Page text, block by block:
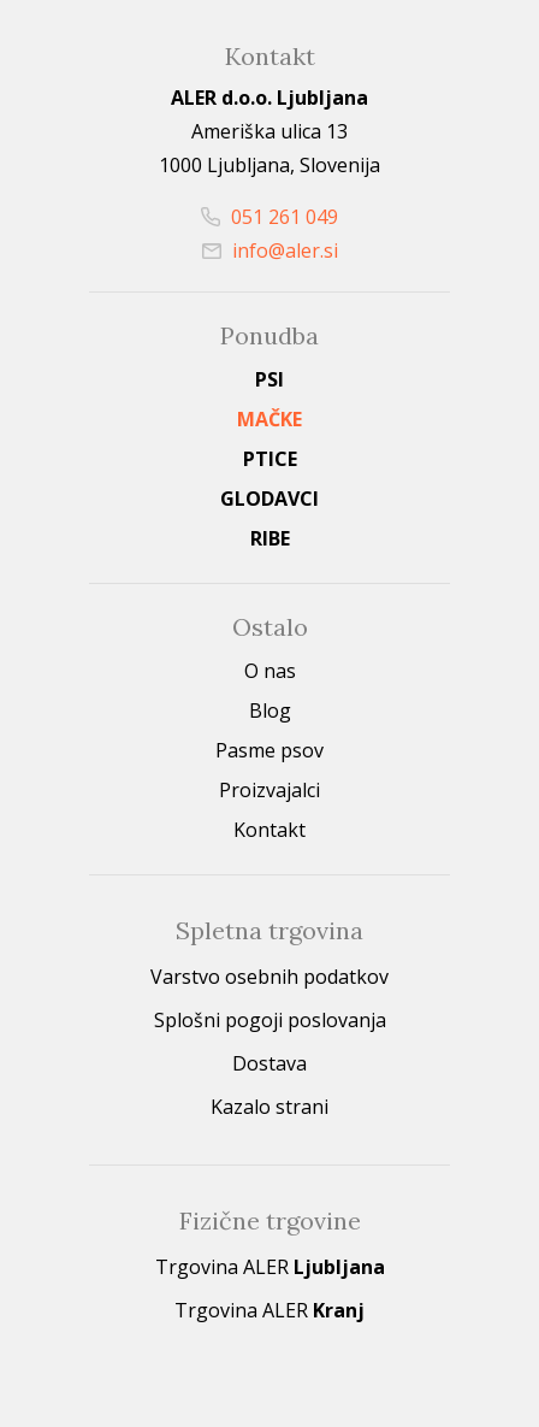
Kontakt
ALER d.o.o. Ljubljana
Ameriška ulica 13
1000 Ljubljana, Slovenija
051 261 049
info@aler.si
Ponudba
PSI
MAČKE
PTICE
GLODAVCI
RIBE
Ostalo
O nas
Blog
Pasme psov
Proizvajalci
Kontakt
Spletna trgovina
Varstvo osebnih podatkov
Splošni pogoji poslovanja
Dostava
Kazalo strani
Fizične trgovine
Trgovina ALER Ljubljana
Trgovina ALER Kranj